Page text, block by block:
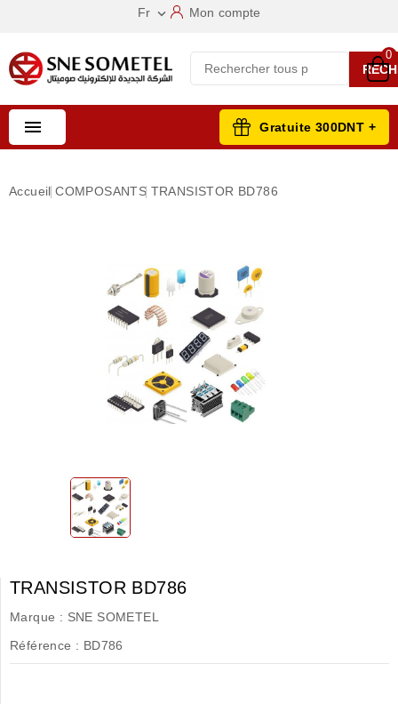
Fr  Mon compte
0
 Gratuite 300DNT +
Accueil COMPOSANTS TRANSISTOR BD786
TRANSISTOR BD786
Marque : SNE SOMETEL
Référence : BD786